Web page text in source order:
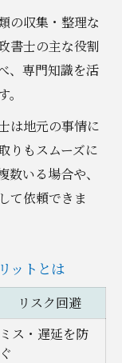
相続に安心を
一覧
特徴
意点
を進める方
早見表
義変更の範囲
法
更準備術
の収集・整理な
書士の主な役割
、専門知識を活
は地元の事情に
りもスムーズに
いる場合や、
て依頼できま
ットとは
リスク回避
ミス・遅延を防
ぐ